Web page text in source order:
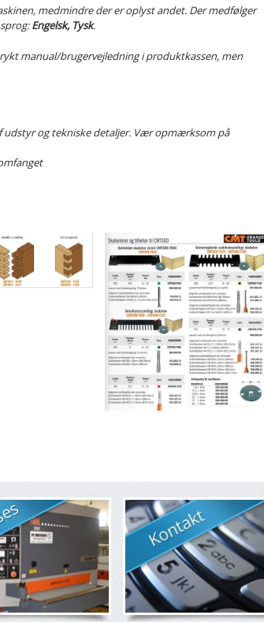
medmindre der er oplyst andet. Der medfølger
Engelsk, Tysk.
manual/brugervejledning i produktkassen, men
og tekniske detaljer. Vær opmærksom på